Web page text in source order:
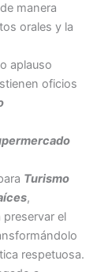
manera
orales y la
aplauso
oficios
Turismo
,
el
respetuosa.